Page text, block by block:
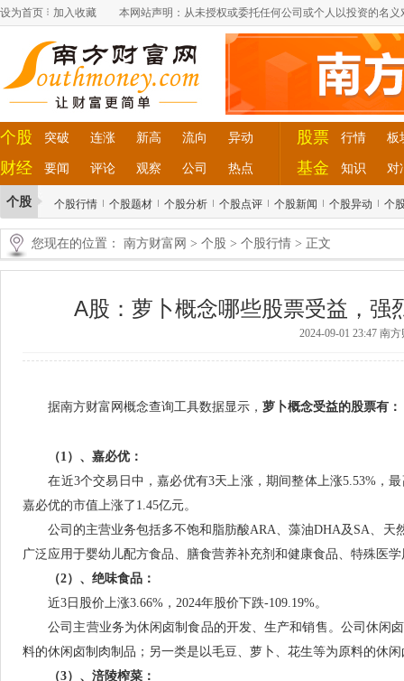
设为首页 加入收藏 本网站声明：从未授权或委托任何公司或个人以投资的名
个股 突破 连涨 新高 流向 异动
财经 要闻 评论 观察 公司 热点
股票 行情 板
基金 知识 对
个股 个股行情 个股题材 个股分析 个股点评 个股新闻 个股异动 个
您现在的位置： 南方财富网 > 个股 > 个股行情 > 正文
A股：萝卜概念哪些股票受益，强
2024-09-01 23:47 南
据南方财富网概念查询工具数据显示， 萝卜概念受益的股票有：
（1）、 嘉必优 ：
在近3个交易日中，嘉必优有3天上涨，期间整体上涨5.53%，最
嘉必优的市值上涨了1.45亿元。
公司的主营业务包括多不饱和脂肪酸ARA、藻油DHA及SA、天
广泛应用于婴幼儿配方食品、膳食营养补充剂和健康食品、特殊医
（2）、绝味食品：
近3日股价上涨3.66%，2024年股价下跌-109.19%。
公司主营业务为休闲卤制食品的开发、生产和销售。公司休闲
料的休闲卤制肉制品；另一类是以毛豆、萝卜、花生等为原料的休
（3）、涪陵榨菜：